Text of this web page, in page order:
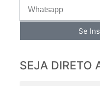
Se
SEJA DIRETO